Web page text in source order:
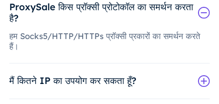
ProxySale किस प्रॉक्सी प्रोटोकॉल का समर्थन करता
है?
हम Socks5/HTTP/HTTPs प्रॉक्सी प्रकारों का समर्थन करते
हैं।
मैं कितने IP का उपयोग कर सकता हूँ?